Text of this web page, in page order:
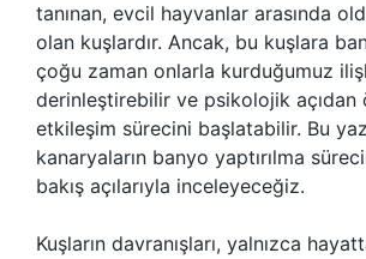
tanınan, evcil hayvanlar arasında
olan kuşlardır. Ancak, bu kuşlara
çoğu zaman onlarla kurduğumuz
derinleştirebilir ve psikolojik açıdan
etkileşim sürecini başlatabilir. Bu
kanaryaların banyo yaptırılma
bakış açılarıyla inceleyeceğiz.
Kuşların davranışları, yalnızca